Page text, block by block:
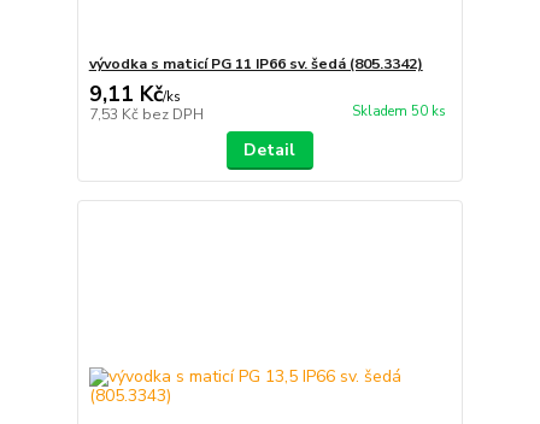
vývodka s maticí PG 11 IP66 sv. šedá (805.3342)
9,11 Kč/ks
7,53 Kč bez DPH Skladem 50 ks
Detail